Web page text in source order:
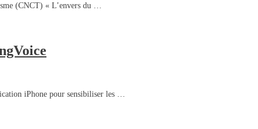
(CNCT) « L’envers du …
iPhone pour sensibiliser les …